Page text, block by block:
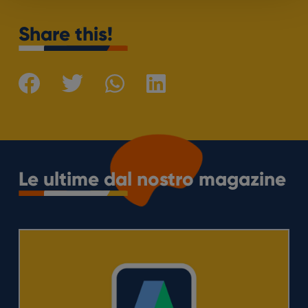
Share this!
Le ultime dal nostro magazine